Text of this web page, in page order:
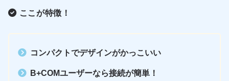
ここが特徴！
コンパクトでデザインがかっこいい
B+COMユーザーなら接続が簡単！